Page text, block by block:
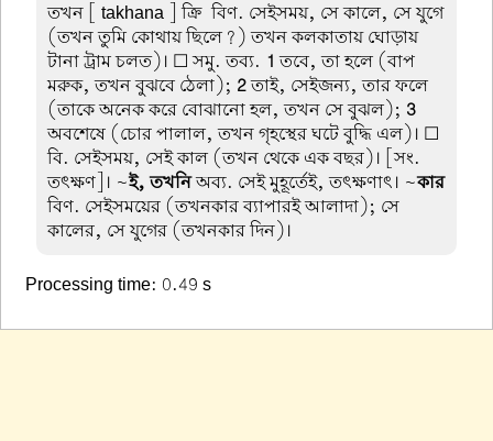
তখন [ takhana ] ক্রি-বিণ. সেইসময়, সে কালে, সে যুগে
(তখন তুমি কোথায় ছিলে?) তখন কলকাতায় ঘোড়ায়-
টানা ট্রাম চলত)। ☐ সমু. তব্য. 1 তবে, তা হলে (বাপ
মরুক, তখন বুঝবে ঠেলা); 2তাই, সেইজন্য, তার ফলে
(তাকে অনেক করে বোঝানো হল, তখন সে বুঝল); 3
অবশেষে (চোর পালাল, তখন গৃহস্থের ঘটে বুদ্ধি এল)। ☐
বি. সেইসময়, সেই কাল (তখন থেকে এক বছর)। [সং.
তৎক্ষণ]। ~ই, তখনিঅব্য. সেই মুহূর্তেই, তৎক্ষণাৎ। ~কার
বিণ. সেইসময়ের (তখনকার ব্যাপারই আলাদা); সে
কালের, সে যুগের (তখনকার দিন)।
Processing time: 0.49 s